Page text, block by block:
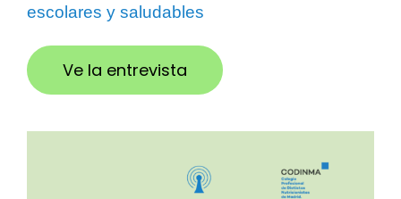
escolares y saludables
Ve la entrevista